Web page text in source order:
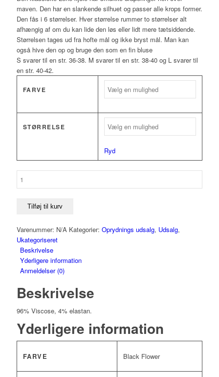
pris
var:
kr.1.299,00.
pris
er:
kr.600,00.
maven. Den har en slankende silhuet og passer alle krops former.
Den fås i 6 størrelser. Hver størrelse rummer to størrelser alt
afhængig af om du kan lide den løs eller lidt mere tætsiddende.
Størrelsen tages ud fra hofte mål og ikke bryst mål. Man kan
også hive den op og bruge den som en fin bluse
S svarer til en str. 36-38. M svarer til en str. 38-40 og L svarer til
en str. 40-42.
FARVE
STØRRELSE
Ryd
Tilføj til kurv
Varenummer: N/A Kategorier: Oprydnings udsalg, Udsalg,
Ukategoriseret
Beskrivelse
Yderligere information
Anmeldelser (0)
Beskrivelse
96% Viscose, 4% elastan.
Yderligere information
FARVE Black Flower